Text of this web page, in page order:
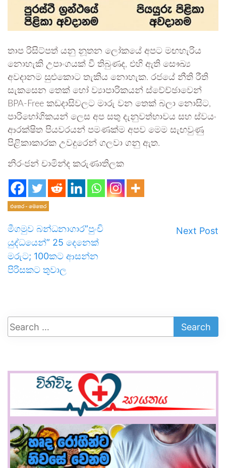
තාප රිසිට්පත් යනු නූතන ලෝකයේ අපට මඟහැරිය
නොහැකි උපාංගයක් වී තිබුණද, එහි ඇති සෞඛ්‍ය
අවදානම සුළුකොට තැකිය නොහැක. රජයේ නීති රීති
සැකසෙන තෙක් හෝ ව්‍යාපාරිකයන් ස්වේච්ඡාවෙන්
BPA-Free කඩදාසිවලට මාරු වන තෙක් බලා නොසිට,
පාරිභෝගිකයන් ලෙස අප සතු දැනුවත්භාවය සහ ස්වයං
ආරක්ෂිත පියවරයන් පමණක්ම අපව මෙම සැඟවුණු
පිළිකාකාරක උවදුරෙන් ගලවා ගනු ඇත.
නිරංජන් චාමින්ද කරුණාතිලක
එතෙර - මෙතෙර
මීගමුව බන්ධනාගාර”පුංචි
යුද්ධයෙන්” 25 දෙනෙක්
මරුට; 100කට ආසන්න
පිරිසකට තුවාල
Next Post